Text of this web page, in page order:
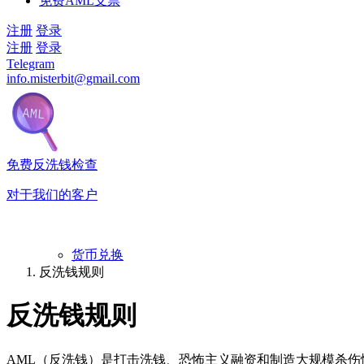
注册 登录
注册 登录
Telegram
info.misterbit@gmail.com
免费反洗钱检查
对于我们的客户
货币兑换
反洗钱规则
反洗钱规则
AML（反洗钱）是打击洗钱、恐怖主义融资和制造大规模杀伤